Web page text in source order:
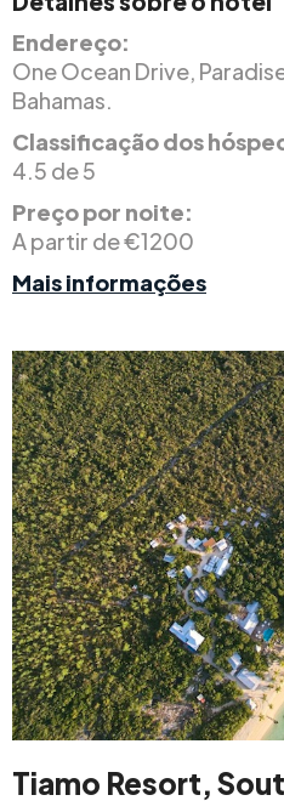
Endereço:
One Ocean Drive,
Bahamas.
Classificação dos
4.5 de 5
Preço por noite:
A partir de €1200
Mais informações
Tiamo Resort,